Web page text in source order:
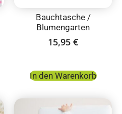
Bauchtasche /
Blumengarten
15,95 €
In den Warenkorb